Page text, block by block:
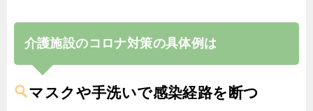
介護施設のコロナ対策の具体例は
マスクや手洗いで感染経路を断つ